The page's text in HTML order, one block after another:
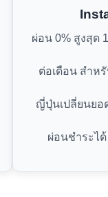
ผ่อน 0% สูงสุด
ต่อเดือน สำห
ญี่ปุ่นเปลี่ยนยอ
ผ่อนชำระไ